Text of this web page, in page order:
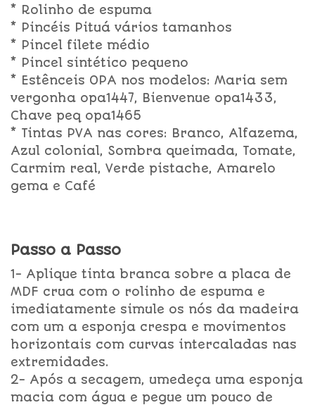
* Rolinho de espuma
* Pincéis Pituá vários tamanhos
* Pincel filete médio
* Pincel sintético pequeno
* Estênceis OPA nos modelos: Maria sem
vergonha opa1447, Bienvenue opa1433,
Chave peq opa1465
* Tintas PVA nas cores: Branco, Alfazema,
Azul colonial, Sombra queimada, Tomate,
Carmim real, Verde pistache, Amarelo
gema e Café
Passo a Passo
1- Aplique tinta branca sobre a placa de
MDF crua com o rolinho de espuma e
imediatamente simule os nós da madeira
com um a esponja crespa e movimentos
horizontais com curvas intercaladas nas
extremidades.
2- Após a secagem, umedeça uma esponja
macia com água e pegue um pouco de